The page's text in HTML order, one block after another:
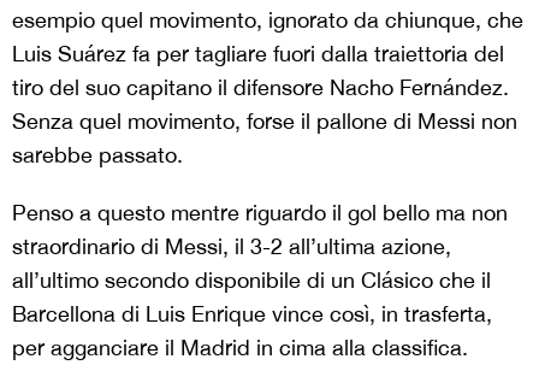
esempio quel movimento, ignorato da chiunque, che
Luis Suárez fa per tagliare fuori dalla traiettoria del
tiro del suo capitano il difensore Nacho Fernández.
Senza quel movimento, forse il pallone di Messi non
sarebbe passato.
Penso a questo mentre riguardo il gol bello ma non
straordinario di Messi, il 3-2 all’ultima azione,
all’ultimo secondo disponibile di un Clásico che il
Barcellona di Luis Enrique vince così, in trasferta,
per agganciare il Madrid in cima alla classifica.